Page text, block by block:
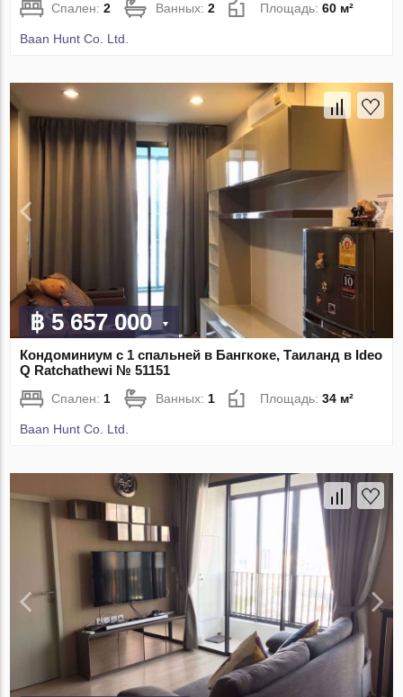
Спален:2 Ванных:2 Площадь:60 м²
Baan Hunt Co. Ltd.
฿ 5 657 000
Кондоминиум с 1 спальней в Бангкоке, Таиланд в Ideo
Q Ratchathewi № 51151
Спален: 1 Ванных: 1 Площадь:34 м²
Baan Hunt Co. Ltd.